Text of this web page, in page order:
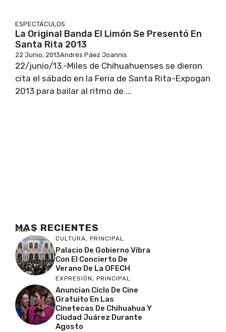
ESPECTÁCULOS
La Original Banda El Limón Se Presentó En
Santa Rita 2013
22 Junio, 2013Andrés Páez Joannis
22/junio/13.-Miles de Chihuahuenses se dieron
cita el sábado en la Feria de Santa Rita-Expogan
2013 para bailar al ritmo de ...
MAS RECIENTES
Más
CULTURA, PRINCIPAL
Palacio De Gobierno Vibra
Con El Concierto De
Verano De La OFECH
EXPRESIÓN, PRINCIPAL
Anuncian Ciclo De Cine
Gratuito En Las
Cinetecas De Chihuahua Y
Ciudad Juárez Durante
Agosto